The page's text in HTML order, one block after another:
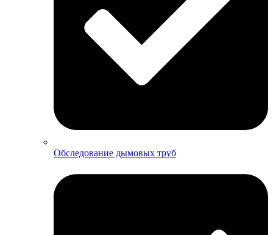
Обследование дымовых труб